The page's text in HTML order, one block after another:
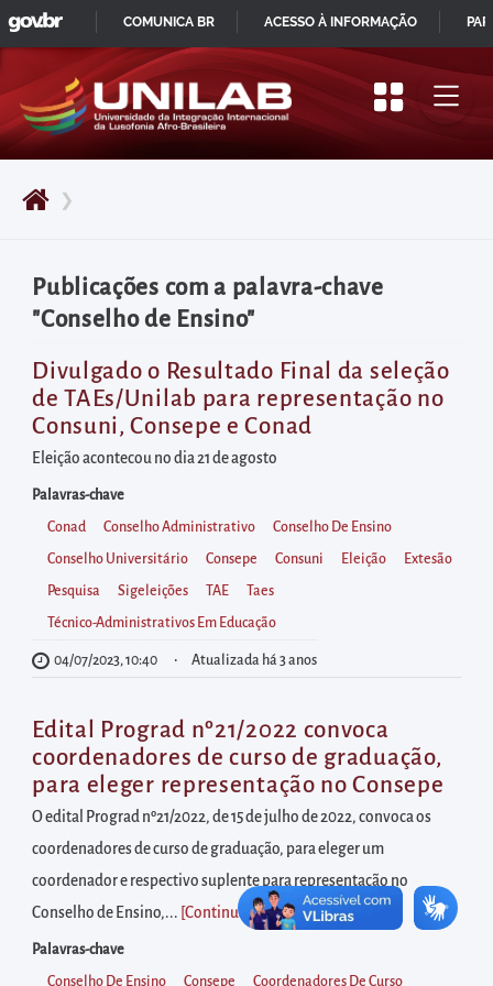
Pular
para
início
do
principal
Acessar
diretamente
o
menu
principal
Acessar
diretamente
à
área
para
realizar
buscas
internas
Acessar
diretamente
as
informações
postas
no
rodapé
❯
Publicações com a palavra-chave
"Conselho de Ensino"
Divulgado o Resultado Final da seleção
de TAEs/Unilab para representação no
Consuni, Consepe e Conad
Eleição acontecou no dia 21 de agosto
Palavras-chave
Conad Conselho Administrativo Conselho De Ensino
Conselho Universitário Consepe Consuni Eleição Extesão
Pesquisa Sigeleições TAE Taes
Técnico-Administrativos Em Educação
04/07/2023, 10:40 Atualizada há 3 anos
Edital Prograd nº21/2022 convoca
coordenadores de curso de graduação,
para eleger representação no Consepe
O edital Prograd nº21/2022, de 15 de julho de 2022, convoca os
coordenadores de curso de graduação, para eleger um
coordenador e respectivo suplente para representação no
Conselho de Ensino,... [Continuar lendo]
Palavras-chave
Conselho De Ensino Consepe Coordenadores De Curso
IR
PARA
CONTEÚDO
GOVBR
COMUNICA BR ACESSO À INFORMAÇÃO